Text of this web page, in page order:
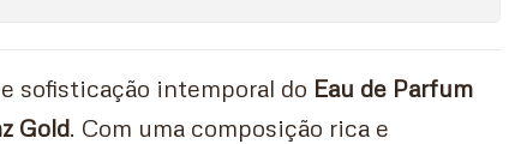
sofisticação intemporal do Eau de Parfum
Gold. Com uma composição rica e